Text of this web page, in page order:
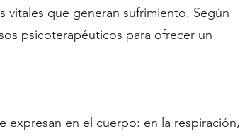
que generan sufrimiento. Según
psicoterapéuticos para ofrecer un
expresan en el cuerpo: en la respiración,